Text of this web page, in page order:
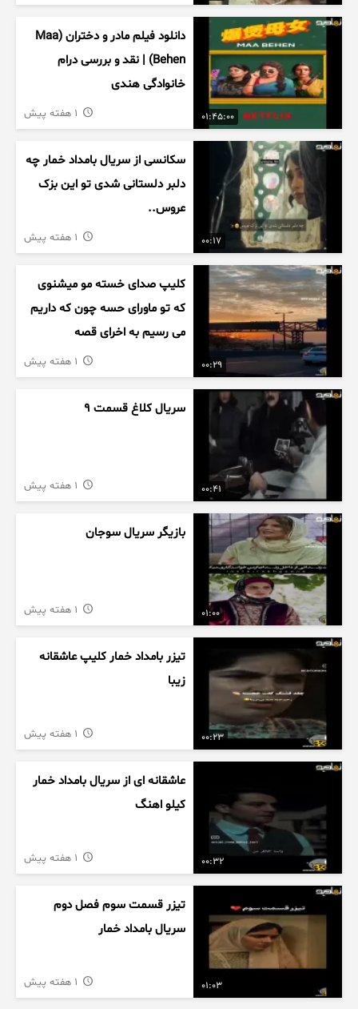
01:45:00
دانلود فیلم مادر و دختران (Maa
Behen) | نقد و بررسی درام
خانوادگی هندی
00:17
سکانسی از سریال بامداد خمار چه
دلبر دلستانی شدی تو این بزک
عروس..
00:29
کلیپ صدای خسته مو میشنوی
که تو ماورای حسه چون که داریم
می رسیم به اخرای قصه
00:41
سریال کلاغ قسمت 9
01:00
بازیگر سریال سوجان
00:23
تیزر بامداد خمار کلیپ عاشقانه
زیبا
00:32
عاشقانه ای از سریال بامداد خمار
کیلو اهنگ
01:03
تیزر قسمت سوم فصل دوم
سریال بامداد خمار